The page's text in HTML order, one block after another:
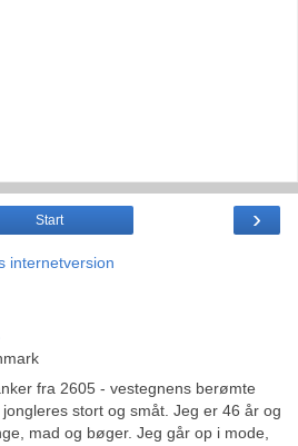
›
Start
internetversion
fra 2605 - vestegnens berømte
stort og småt. Jeg er 46 år og
mad og bøger. Jeg går op i mode,